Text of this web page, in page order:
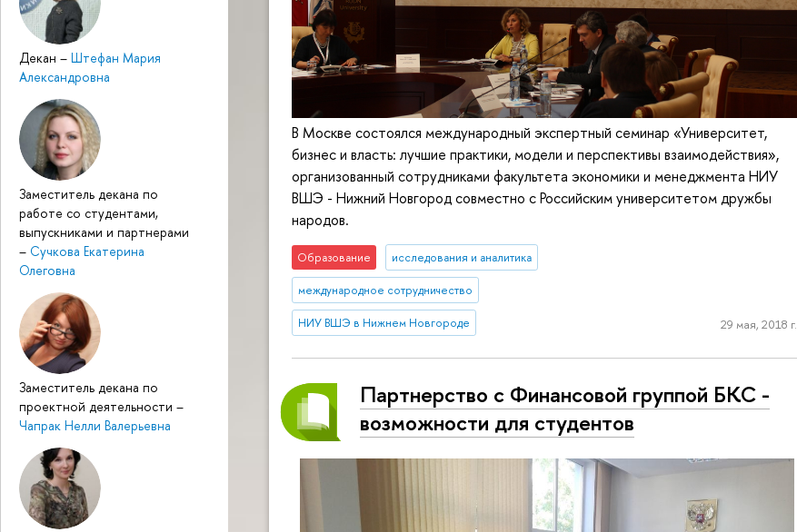
Декан – Штефан Мария
Александровна
Заместитель декана по
работе со студентами,
выпускниками и партнерами
– Сучкова Екатерина
Олеговна
Заместитель декана по
проектной деятельности –
Чапрак Нелли Валерьевна
В Москве состоялся международный экспертный семинар «Университет,
бизнес и власть: лучшие практики, модели и перспективы взаимодействия»,
организованный сотрудниками факультета экономики и менеджмента НИУ
ВШЭ - Нижний Новгород совместно с Российским университетом дружбы
народов.
Образование исследования и аналитика
международное сотрудничество
НИУ ВШЭ в Нижнем Новгороде 29 мая, 2018 г.
Партнерство с Финансовой группой БКС -
возможности для студентов